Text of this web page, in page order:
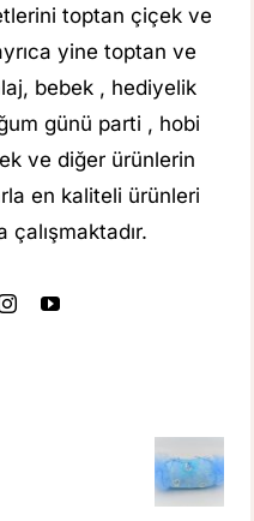
toptan çiçek ve
yine toptan ve
bebek , hediyelik
günü parti , hobi
ve diğer ürünlerin
en kaliteli ürünleri
çalışmaktadır.